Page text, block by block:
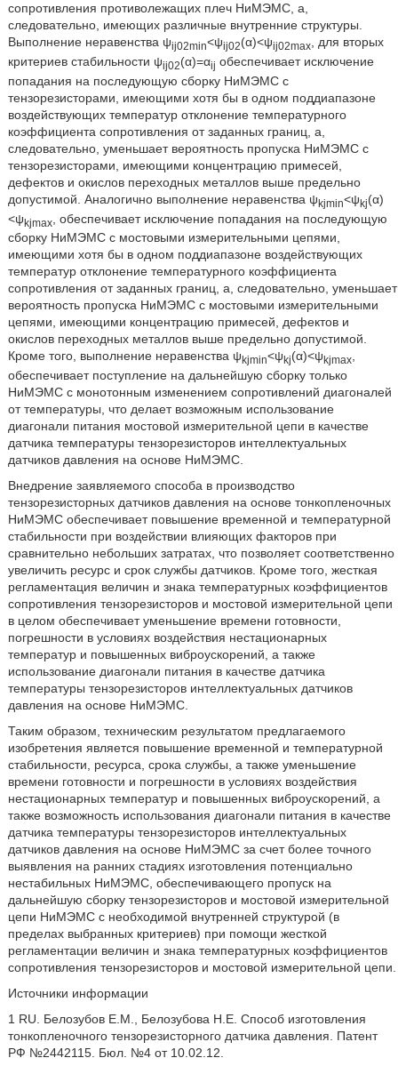
сопротивления противолежащих плеч НиМЭМС, а,
следовательно, имеющих различные внутренние структуры.
Выполнение неравенства ψij02min<ψij02(α)<ψij02max, для вторых
критериев стабильности ψij02(α)=αij обеспечивает исключение
попадания на последующую сборку НиМЭМС с
тензорезисторами, имеющими хотя бы в одном поддиапазоне
воздействующих температур отклонение температурного
коэффициента сопротивления от заданных границ, а,
следовательно, уменьшает вероятность пропуска НиМЭМС с
тензорезисторами, имеющими концентрацию примесей,
дефектов и окислов переходных металлов выше предельно
допустимой. Аналогично выполнение неравенства ψkjmin<ψkj(α)
<ψkjmax, обеспечивает исключение попадания на последующую
сборку НиМЭМС с мостовыми измерительными цепями,
имеющими хотя бы в одном поддиапазоне воздействующих
температур отклонение температурного коэффициента
сопротивления от заданных границ, а, следовательно, уменьшает
вероятность пропуска НиМЭМС с мостовыми измерительными
цепями, имеющими концентрацию примесей, дефектов и
окислов переходных металлов выше предельно допустимой.
Кроме того, выполнение неравенства ψ kjmin<ψ kj(α)<ψ kjmax,
обеспечивает поступление на дальнейшую сборку только
НиМЭМС с монотонным изменением сопротивлений диагоналей
от температуры, что делает возможным использование
диагонали питания мостовой измерительной цепи в качестве
датчика температуры тензорезисторов интеллектуальных
датчиков давления на основе НиМЭМС.
Внедрение заявляемого способа в производство
тензорезисторных датчиков давления на основе тонкопленочных
НиМЭМС обеспечивает повышение временной и температурной
стабильности при воздействии влияющих факторов при
сравнительно небольших затратах, что позволяет соответственно
увеличить ресурс и срок службы датчиков. Кроме того, жесткая
регламентация величин и знака температурных коэффициентов
сопротивления тензорезисторов и мостовой измерительной цепи
в целом обеспечивает уменьшение времени готовности,
погрешности в условиях воздействия нестационарных
температур и повышенных виброускорений, а также
использование диагонали питания в качестве датчика
температуры тензорезисторов интеллектуальных датчиков
давления на основе НиМЭМС.
Таким образом, техническим результатом предлагаемого
изобретения является повышение временной и температурной
стабильности, ресурса, срока службы, а также уменьшение
времени готовности и погрешности в условиях воздействия
нестационарных температур и повышенных виброускорений, а
также возможность использования диагонали питания в качестве
датчика температуры тензорезисторов интеллектуальных
датчиков давления на основе НиМЭМС за счет более точного
выявления на ранних стадиях изготовления потенциально
нестабильных НиМЭМС, обеспечивающего пропуск на
дальнейшую сборку тензорезисторов и мостовой измерительной
цепи НиМЭМС с необходимой внутренней структурой (в
пределах выбранных критериев) при помощи жесткой
регламентации величин и знака температурных коэффициентов
сопротивления тензорезисторов и мостовой измерительной цепи.
Источники информации
1 RU. Белозубов Е.М., Белозубова Н.Е. Способ изготовления
тонкопленочного тензорезисторного датчика давления. Патент
РФ №2442115. Бюл. №4 от 10.02.12.